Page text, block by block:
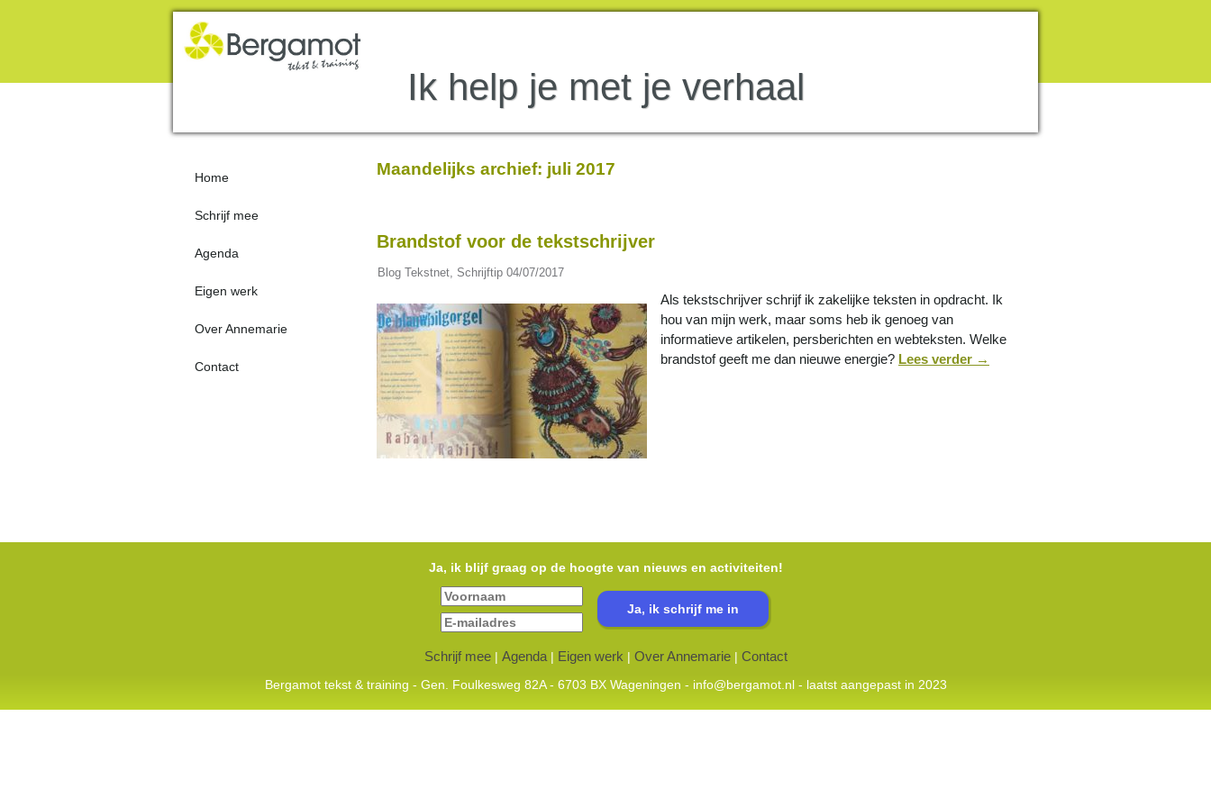
Ik help je met je verhaal
Home
Schrijf mee
Agenda
Eigen werk
Over Annemarie
Contact
Maandelijks archief: juli 2017
Brandstof voor de tekstschrijver
Blog Tekstnet, Schrijftip 04/07/2017
Als tekstschrijver schrijf ik zakelijke teksten in opdracht. Ik
hou van mijn werk, maar soms heb ik genoeg van
informatieve artikelen, persberichten en webteksten. Welke
brandstof geeft me dan nieuwe energie? Lees verder →
Ja, ik blijf graag op de hoogte van nieuws en activiteiten!
Schrijf mee| Agenda| Eigen werk | Over Annemarie| Contact
Bergamot tekst & training - Gen. Foulkesweg 82A - 6703 BX Wageningen - info@bergamot.nl- laatst aangepast in 2023